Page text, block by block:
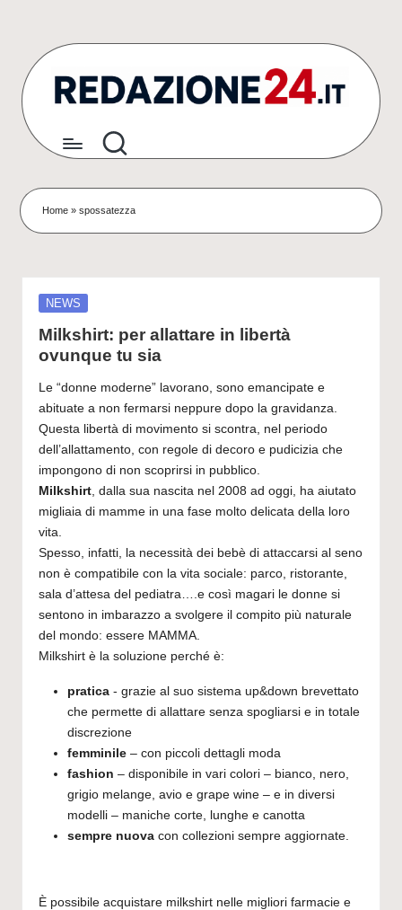
content
e
d
a
i
o
n
2
4
Redazionali
Home »spossatezza
Posted
NEWS
Milkshirt: per allattare in libertà
ovunque tu sia
Le “donne moderne” lavorano, sono emancipate e
abituate a non fermarsi neppure dopo la gravidanza.
Questa libertà di movimento si scontra, nel periodo
dell’allattamento, con regole di decoro e pudicizia che
impongono di non scoprirsi in pubblico.
Milkshirt, dalla sua nascita nel 2008 ad oggi, ha aiutato
migliaia di mamme in una fase molto delicata della loro
vita.
Spesso, infatti, la necessità dei bebè di attaccarsi al seno
non è compatibile con la vita sociale: parco, ristorante,
sala d’attesa del pediatra….e così magari le donne si
sentono in imbarazzo a svolgere il compito più naturale
del mondo: essere MAMMA.
Milkshirt è la soluzione perché è:
pratica - grazie al suo sistema up&down brevettato
che permette di allattare senza spogliarsi e in totale
discrezione
femminile– con piccoli dettagli moda
fashion – disponibile in vari colori – bianco, nero,
grigio melange, avio e grape wine – e in diversi
modelli – maniche corte, lunghe e canotta
sempre nuovacon collezioni sempre aggiornate.
È possibile acquistare milkshirt nelle migliori farmacie e